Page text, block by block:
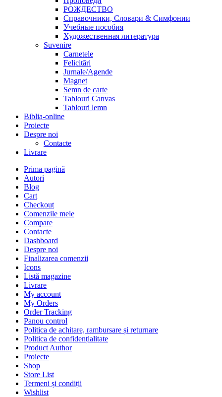
РОЖДЕСТВО
Справочники, Словари & Симфонии
Учебные пособия
Художественная литература
Suvenire
Carnetele
Felicitări
Jurnale/Agende
Magnet
Semn de carte
Tablouri Canvas
Tablouri lemn
Biblia-online
Proiecte
Despre noi
Contacte
Livrare
Prima pagină
Autori
Blog
Cart
Checkout
Comenzile mele
Compare
Contacte
Dashboard
Despre noi
Finalizarea comenzii
Icons
Listă magazine
Livrare
My account
My Orders
Order Tracking
Panou control
Politica de achitare, rambursare și returnare
Politica de confidențialitate
Product Author
Proiecte
Shop
Store List
Termeni și condiții
Wishlist